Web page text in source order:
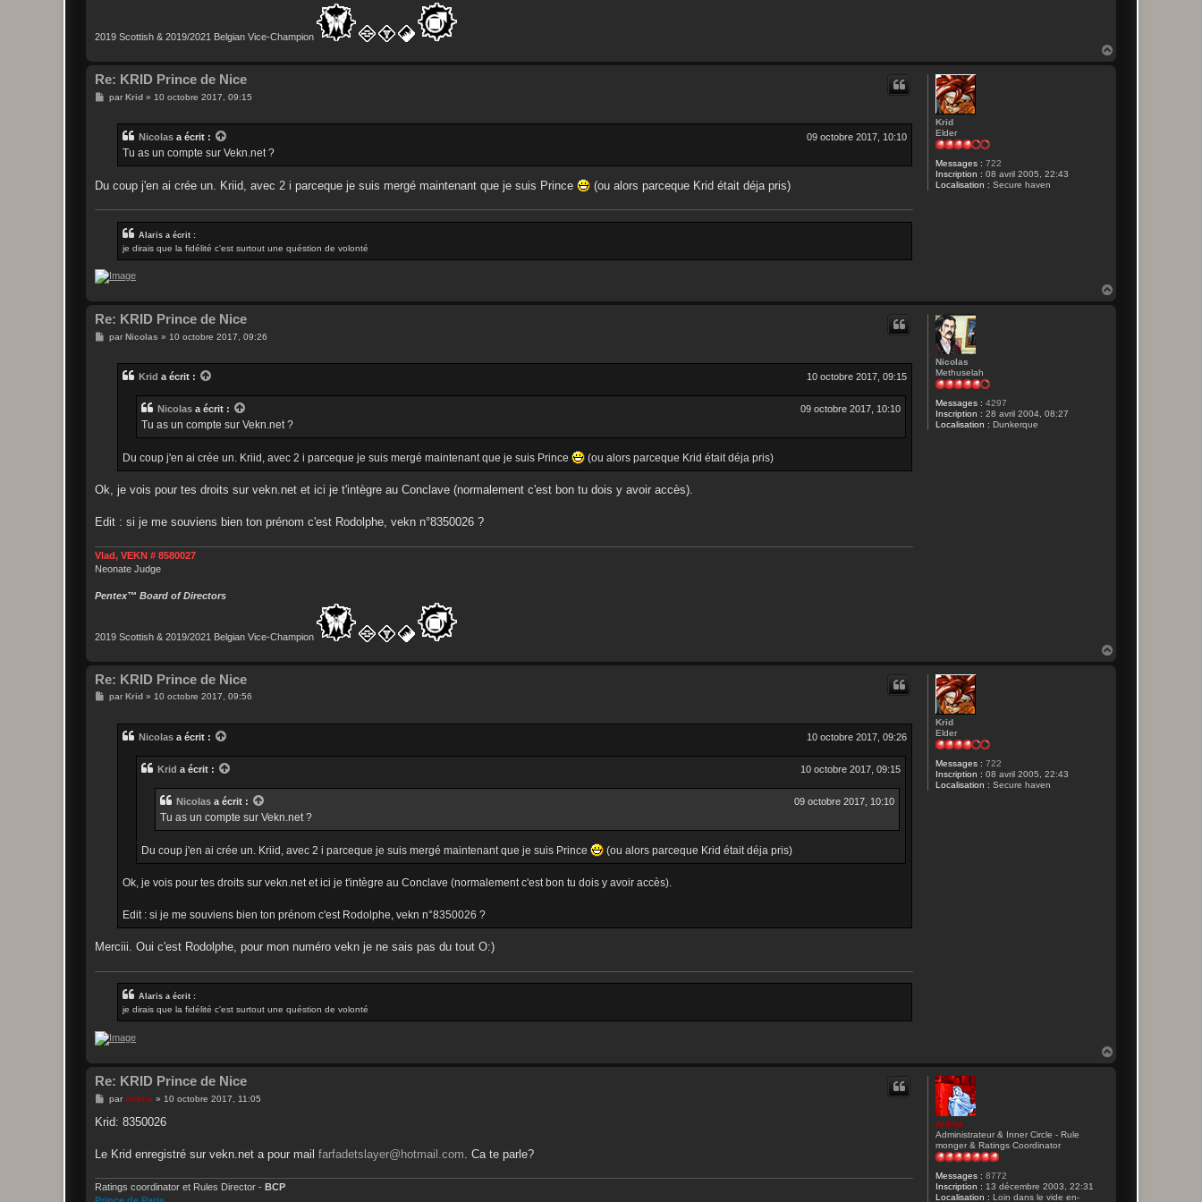
2019 Scottish & 2019/2021 Belgian Vice-Champion
Krid
Elder
Messages : 722
Inscription : 08 avril 2005, 22:43
Localisation : Secure haven
Re: KRID Prince de Nice
MparKrid» 10 octobre 2017, 09:15
Nicolas a écrit : 09 octobre 2017, 10:10
Tu as un compte sur Vekn.net ?
Du coup j'en ai crée un. Kriid, avec 2 i parceque je suis mergé maintenant que je suis Prince (ou alors parceque Krid était déja pris)
Alaris a écrit :
je dirais que la fidélité c'est surtout une quéstion de volonté
Nicolas
Methuselah
Messages : 4297
Inscription : 28 avril 2004, 08:27
Localisation : Dunkerque
Re: KRID Prince de Nice
MparNicolas » 10 octobre 2017, 09:26
Krid a écrit : 10 octobre 2017, 09:15
Nicolas a écrit : 09 octobre 2017, 10:10
Tu as un compte sur Vekn.net ?
Du coup j'en ai crée un. Kriid, avec 2 i parceque je suis mergé maintenant que je suis Prince (ou alors parceque Krid était déja pris)
Ok, je vois pour tes droits sur vekn.net et ici je t'intègre au Conclave (normalement c'est bon tu dois y avoir accès).
Edit : si je me souviens bien ton prénom c'est Rodolphe, vekn n°8350026 ?
Vlad, VEKN # 8580027
Neonate Judge
Pentex™ Board of Directors
2019 Scottish & 2019/2021 Belgian Vice-Champion
Krid
Elder
Messages : 722
Inscription : 08 avril 2005, 22:43
Localisation : Secure haven
Re: KRID Prince de Nice
MparKrid» 10 octobre 2017, 09:56
Nicolas a écrit : 10 octobre 2017, 09:26
Krid a écrit : 10 octobre 2017, 09:15
Nicolas a écrit : 09 octobre 2017, 10:10
Tu as un compte sur Vekn.net ?
Du coup j'en ai crée un. Kriid, avec 2 i parceque je suis mergé maintenant que je suis Prince (ou alors parceque Krid était déja pris)
Ok, je vois pour tes droits sur vekn.net et ici je t'intègre au Conclave (normalement c'est bon tu dois y avoir accès).
Edit : si je me souviens bien ton prénom c'est Rodolphe, vekn n°8350026 ?
Merciii. Oui c'est Rodolphe, pour mon numéro vekn je ne sais pas du tout O:)
Alaris a écrit :
je dirais que la fidélité c'est surtout une quéstion de volonté
Ankha
Administrateur & Inner Circle - Rule
monger & Ratings Coordinator
Messages : 8772
Inscription : 13 décembre 2003, 22:31
Localisation : Loin dans le vide en-
Re: KRID Prince de Nice
M
s
g
parAnkha » 10 octobre 2017, 11:05
Krid: 8350026
Le Krid enregistré sur vekn.net a pour mail farfadetslayer@hotmail.com . Ca te parle?
Ratings coordinator et Rules Director - BCP